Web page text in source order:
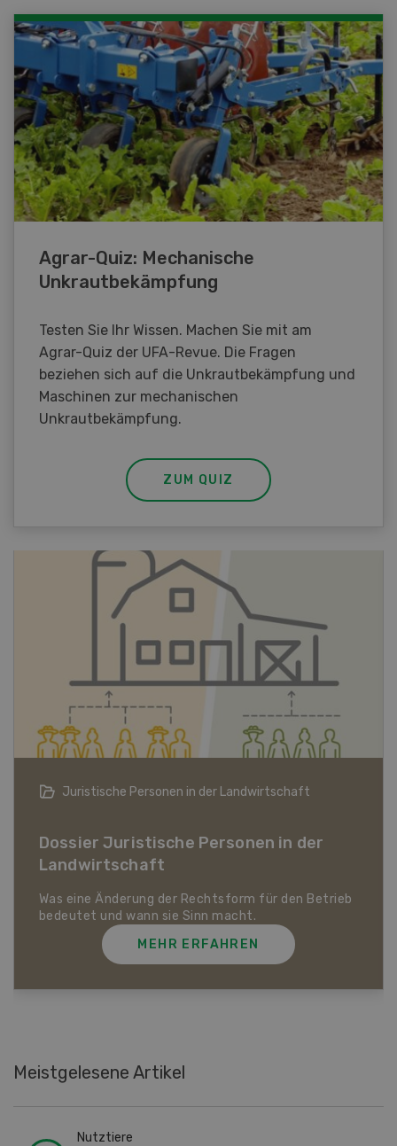
Agrar-Quiz: Mechanische
Unkrautbekämpfung
Testen Sie Ihr Wissen. Machen Sie mit am
Agrar-Quiz der UFA-Revue. Die Fragen
beziehen sich auf die Unkrautbekämpfung und
Maschinen zur mechanischen
Unkrautbekämpfung.
ZUM QUIZ
Bio-Artikel
Dossier Bio-Artikel
MEHR ERFAHREN
Meistgelesene Artikel
Nutztiere